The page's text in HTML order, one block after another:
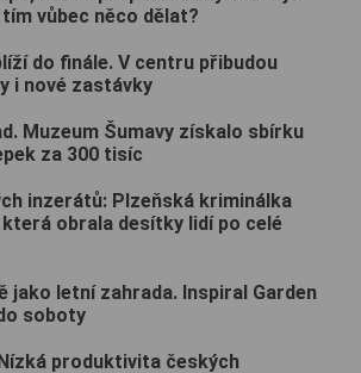
vůbec něco dělat?
do finále. V centru přibudou
i nové zastávky
Muzeum Šumavy získalo sbírku
za 300 tisíc
inzerátů: Plzeňská kriminálka
která obrala desítky lidí po celé
jako letní zahrada. Inspiral Garden
soboty
produktivita českých